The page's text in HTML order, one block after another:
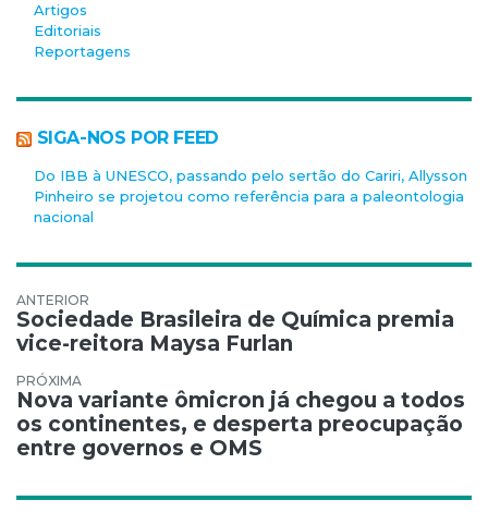
Artigos
Editoriais
Reportagens
SIGA-NOS POR FEED
Do IBB à UNESCO, passando pelo sertão do Cariri, Allysson
Pinheiro se projetou como referência para a paleontologia
nacional
Navegação de Post
Sociedade Brasileira de Química premia
vice-reitora Maysa Furlan
Nova variante ômicron já chegou a todos
os continentes, e desperta preocupação
entre governos e OMS